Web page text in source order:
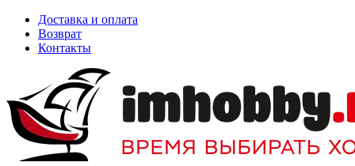
Доставка и оплата
Возврат
Контакты